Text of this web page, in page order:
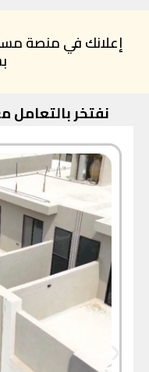
إعلانك في منصة
نفتخر